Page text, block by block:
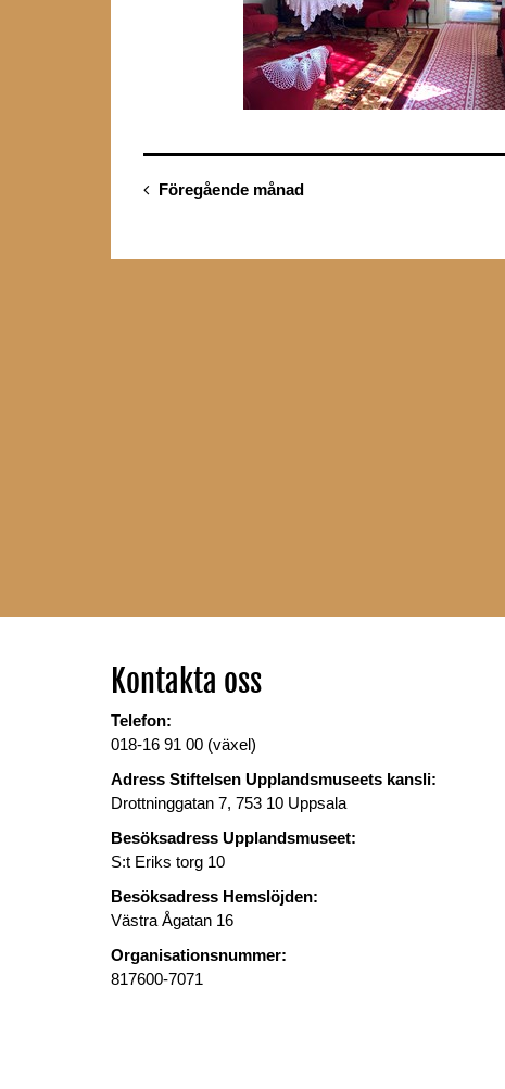
Föregående månad
Kontakta oss
Telefon:
018-16 91 00 (växel)
Adress Stiftelsen Upplandsmuseets kansli:
Drottninggatan 7, 753 10 Uppsala
Besöksadress Upplandsmuseet:
S:t Eriks torg 10
Besöksadress Hemslöjden:
Västra Ågatan 16
Organisationsnummer:
817600-7071